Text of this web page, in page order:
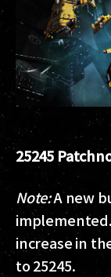
25245
Note:A new
increase in
to 25245.